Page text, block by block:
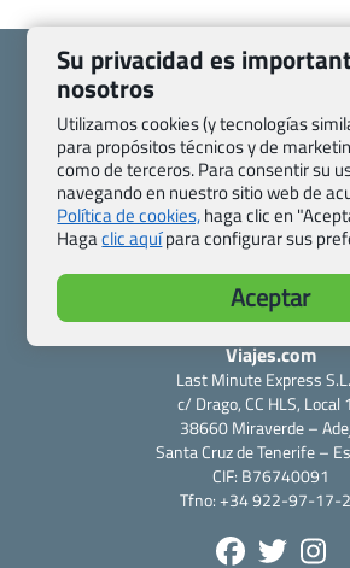
Quienes somos
Pasaporte, Visado, Salud y otras
Blog de Viajes.com
Registro
Preguntas frecuentes
Política de privacidad y cookies
Todas las páginas –
Viajes.com
Last Minute Express
c/ Drago, CC HLS, Local
38660 Miraverde –
Santa Cruz de Tenerife –
CIF: B76740091
Tfno: +34 922-97-17-
Su privacidad es
nosotros
Utilizamos cookies (y tecnologías
para propósitos técnicos y de
como de terceros. Para consentir su
navegando en nuestro sitio web de
Política de cookies,haga clic en
Hagaclic aquípara configurar sus
Aceptar